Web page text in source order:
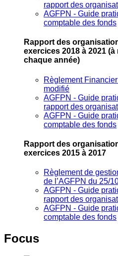
rapport des
AGFPN ‐ Guide
comptable des fonds
Rapport des
exercices 2018 à 2021 (à
chaque année)
Règlement
modifié
AGFPN ‐ Guide
rapport des
AGFPN ‐ Guide
comptable des fonds
Rapport des
exercices 2015 à 2017
Règlement de
de l’AGFPN du 25/
AGFPN ‐ Guide
rapport des
AGFPN ‐ Guide
comptable des fonds
Focus